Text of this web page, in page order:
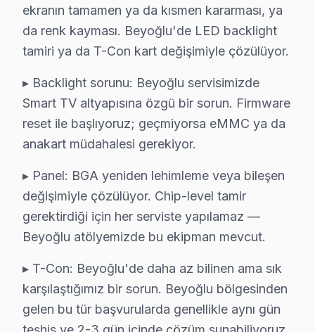
Techwood televizyonunuz tamir fiyatları Beyoğlu
Anakart tamiri de model serisine bağlı olarak
Yazılım ve firmware işlemleri içinse, kullanıcıların
Neden Fabrika Servis?
Techwood cihazlarındaki arızalar için en doğru
6 ay garanti ile sunduğumuz hizmetle, yaptığımız
Beyoğlu Techwood servis - TV Tamiri
Techwood TV ortalama ömrü 10 yıl. 5. yıldan sonra
Fabrika Servis — İstiklal Caddesi aksı ve Beyoğlu
Fiyat Politikamız: Sürpriz Yok, Güven Var
Beyoğlu'de fiyat konusunda şeffaflık ilkemizdir.
Beyoğlu'de arıza tespiti: Ücretsiz. Herhangi bir ön
ekranın tamamen ya da kısmen kararması, ya
da renk kayması. Beyoğlu'de LED backlight
tamiri ya da T-Con kart değişimiyle çözülüyor.
▸ Backlight sorunu: Beyoğlu servisimizde
Smart TV altyapısına özgü bir sorun. Firmware
reset ile başlıyoruz; geçmiyorsa eMMC ya da
anakart müdahalesi gerekiyor.
▸ Panel: BGA yeniden lehimleme veya bileşen
değişimiyle çözülüyor. Chip-level tamir
gerektirdiği için her serviste yapılamaz —
Beyoğlu atölyemizde bu ekipman mevcut.
▸ T-Con: Beyoğlu'de daha az bilinen ama sık
karşılaştığımız bir sorun. Beyoğlu bölgesinden
gelen bu tür başvurularda genellikle aynı gün